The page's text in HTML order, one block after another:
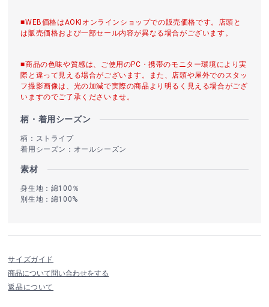
■WEB価格はAOKIオンラインショップでの販売価格です。店頭と
は販売価格および一部セール内容が異なる場合がございます。
■商品の色味や質感は、ご使用のPC・携帯のモニター環境により実
際と違って見える場合がございます。また、店頭や屋外でのスタッ
フ撮影画像は、光の加減で実際の商品より明るく見える場合がござ
いますのでご了承くださいませ。
柄・着用シーズン
柄：ストライプ
着用シーズン：オールシーズン
素材
身生地：綿100％
別生地：綿100%
サイズガイド
商品について問い合わせをする
返品について